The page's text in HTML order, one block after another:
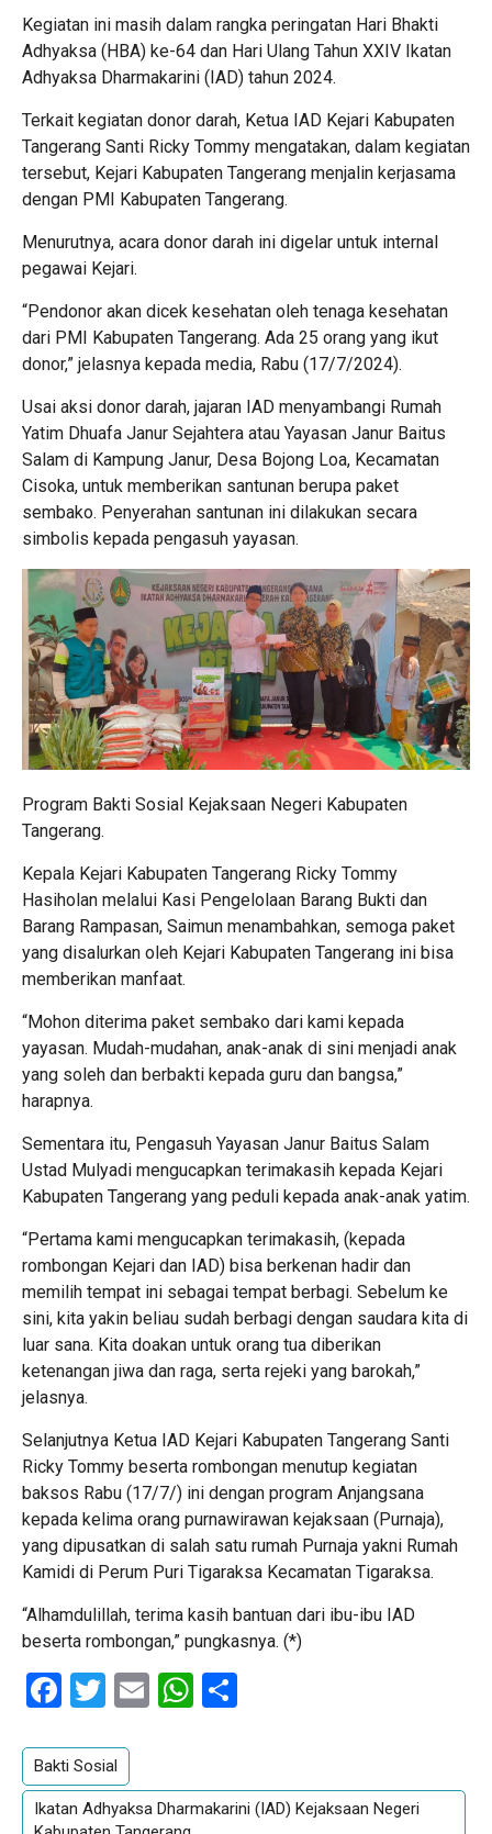
Kegiatan ini masih dalam rangka peringatan Hari Bhakti
Adhyaksa (HBA) ke-64 dan Hari Ulang Tahun XXIV Ikatan
Adhyaksa Dharmakarini (IAD) tahun 2024.
Terkait kegiatan donor darah, Ketua IAD Kejari Kabupaten
Tangerang Santi Ricky Tommy mengatakan, dalam kegiatan
tersebut, Kejari Kabupaten Tangerang menjalin kerjasama
dengan PMI Kabupaten Tangerang.
Menurutnya, acara donor darah ini digelar untuk internal
pegawai Kejari.
“Pendonor akan dicek kesehatan oleh tenaga kesehatan
dari PMI Kabupaten Tangerang. Ada 25 orang yang ikut
donor,” jelasnya kepada media, Rabu (17/7/2024).
Usai aksi donor darah, jajaran IAD menyambangi Rumah
Yatim Dhuafa Janur Sejahtera atau Yayasan Janur Baitus
Salam di Kampung Janur, Desa Bojong Loa, Kecamatan
Cisoka, untuk memberikan santunan berupa paket
sembako. Penyerahan santunan ini dilakukan secara
simbolis kepada pengasuh yayasan.
Program Bakti Sosial Kejaksaan Negeri Kabupaten
Tangerang.
Kepala Kejari Kabupaten Tangerang Ricky Tommy
Hasiholan melalui Kasi Pengelolaan Barang Bukti dan
Barang Rampasan, Saimun menambahkan, semoga paket
yang disalurkan oleh Kejari Kabupaten Tangerang ini bisa
memberikan manfaat.
“Mohon diterima paket sembako dari kami kepada
yayasan. Mudah-mudahan, anak-anak di sini menjadi anak
yang soleh dan berbakti kepada guru dan bangsa,”
harapnya.
Sementara itu, Pengasuh Yayasan Janur Baitus Salam
Ustad Mulyadi mengucapkan terimakasih kepada Kejari
Kabupaten Tangerang yang peduli kepada anak-anak yatim.
“Pertama kami mengucapkan terimakasih, (kepada
rombongan Kejari dan IAD) bisa berkenan hadir dan
memilih tempat ini sebagai tempat berbagi. Sebelum ke
sini, kita yakin beliau sudah berbagi dengan saudara kita di
luar sana. Kita doakan untuk orang tua diberikan
ketenangan jiwa dan raga, serta rejeki yang barokah,”
jelasnya.
Selanjutnya Ketua IAD Kejari Kabupaten Tangerang Santi
Ricky Tommy beserta rombongan menutup kegiatan
baksos Rabu (17/7/) ini dengan program Anjangsana
kepada kelima orang purnawirawan kejaksaan (Purnaja),
yang dipusatkan di salah satu rumah Purnaja yakni Rumah
Kamidi di Perum Puri Tigaraksa Kecamatan Tigaraksa.
“Alhamdulillah, terima kasih bantuan dari ibu-ibu IAD
beserta rombongan,” pungkasnya. (*)
Facebook
Twitter
EmailWhatsApp
Bakti Sosial
Ikatan Adhyaksa Dharmakarini (IAD) Kejaksaan Negeri